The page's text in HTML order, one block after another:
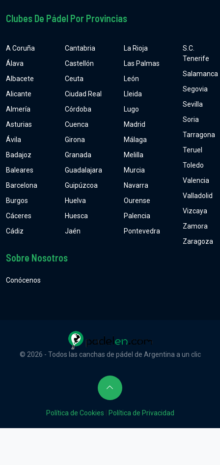
Clubes De Pádel Por Provincias
A Coruña
Álava
Albacete
Alicante
Almería
Asturias
Ávila
Badajoz
Baleares
Barcelona
Burgos
Cáceres
Cádiz
Cantabria
Castellón
Ceuta
Ciudad Real
Córdoba
Cuenca
Girona
Granada
Guadalajara
Guipúzcoa
Huelva
Huesca
Jaén
La Rioja
Las Palmas
León
Lleida
Lugo
Madrid
Málaga
Melilla
Murcia
Navarra
Ourense
Palencia
Pontevedra
S.C.
Tenerife
Salamanca
Segovia
Sevilla
Soria
Tarragona
Teruel
Toledo
Valencia
Valladolid
Vizcaya
Zamora
Zaragoza
Sobre Nosotros
Conócenos
© 2026 - Todos las canchas de pádel de Argentina a un clic
Política de Cookies Política de Privacidad